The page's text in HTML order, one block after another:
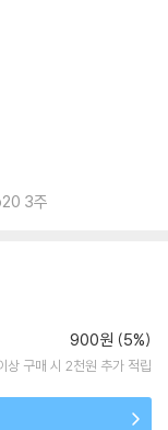
3주
900원 (5%)
상 구매 시 2천원 추가 적립